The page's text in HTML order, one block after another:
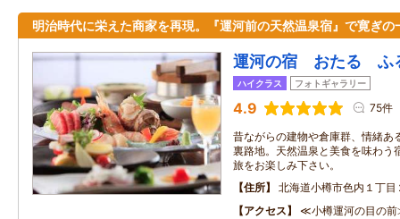
明治時代に栄えた商家を再現。『運河前の天然温泉宿』で寛ぎの
運河の宿 おたる ふ
ハイクラス フォトギャラリー
4.9 75件
昔ながらの建物や倉庫群、情緒あ
裏路地。天然温泉と美食を味わう
旅をお楽しみ下さい。
住所
北海道小樽市色内１丁目
アクセス
≪小樽運河の目の